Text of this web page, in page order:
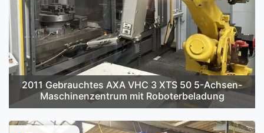
2011 Gebrauchtes AXA VHC 3 XTS 50 5-Achsen-
Maschinenzentrum mit Roboterbeladung